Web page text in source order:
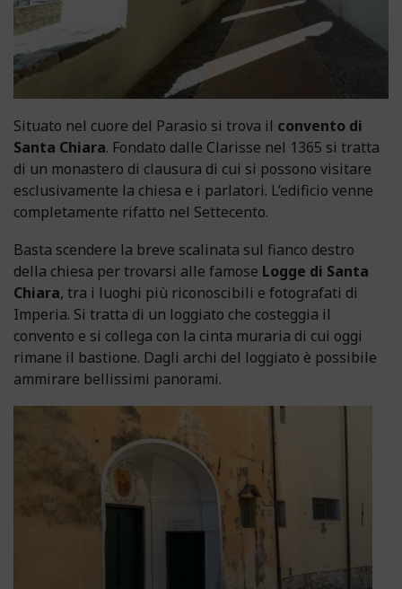
Situato nel cuore del Parasio si trova il convento di
Santa Chiara. Fondato dalle Clarisse nel 1365 si tratta
di un monastero di clausura di cui si possono visitare
esclusivamente la chiesa e i parlatori. L’edificio venne
completamente rifatto nel Settecento.
Basta scendere la breve scalinata sul fianco destro
della chiesa per trovarsi alle famose Logge di Santa
Chiara, tra i luoghi più riconoscibili e fotografati di
Imperia. Si tratta di un loggiato che costeggia il
convento e si collega con la cinta muraria di cui oggi
rimane il bastione. Dagli archi del loggiato è possibile
ammirare bellissimi panorami.